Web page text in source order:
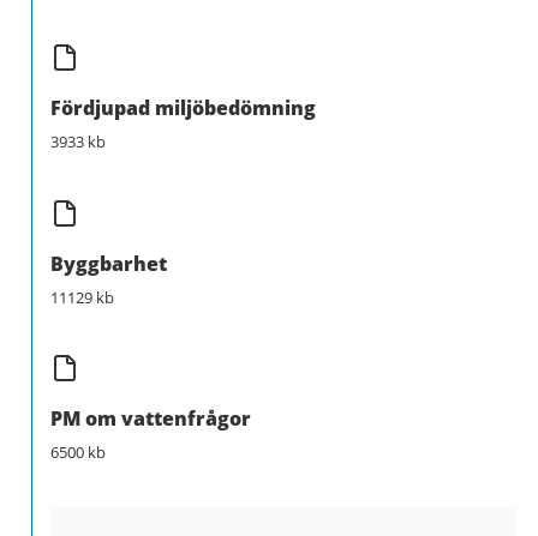
Fördjupad miljöbedömning
3933 kb
Byggbarhet
11129 kb
PM om vattenfrågor
6500 kb